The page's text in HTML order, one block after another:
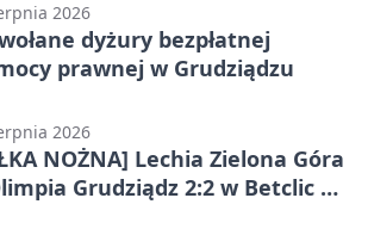
2026
dyżury bezpłatnej
prawnej w Grudziądzu
2026
NOŻNA] Lechia Zielona Góra
Grudziądz 2:2 w Betclic 2.